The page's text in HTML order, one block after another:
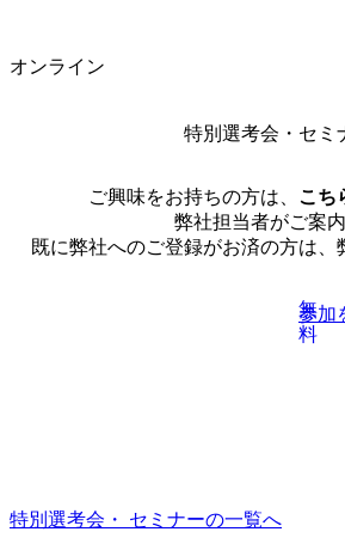
オンライン
特別選考会・セミ
ご興味をお持ちの方は、 こち
弊社担当者がご案
既に弊社へのご登録がお済の方は、
無
料
参加
特別選考会・ セミナーの一覧へ